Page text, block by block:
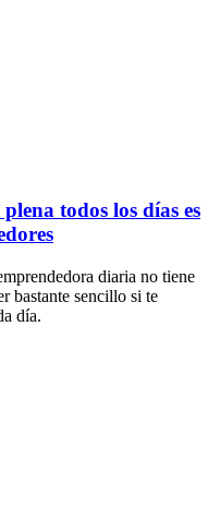
todos los días es
diaria no tiene
bastante sencillo si te
día.